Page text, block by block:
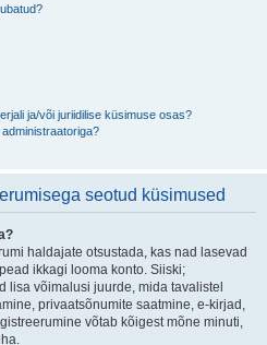
ja/või juriidilise küsimuse osas?
seotud küsimused
haldajate otsustada, kas nad lasevad
ikkagi looma konto. Siiski;
lisa võimalusi juurde, mida tavalistel
privaatsõnumite saatmine, e-kirjad,
võtab kõigest mõne minuti,